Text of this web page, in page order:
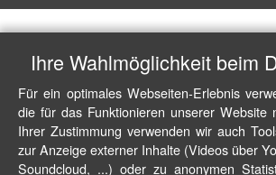
Ihre Wahlmöglichkeit beim
Für ein optimales Webseiten-Erlebnis
die für das Funktionieren unserer Website
Ihrer Zustimmung verwenden wir auch
zur Anzeige externer Inhalte (Videos über
Soundcloud, ...) oder zu anonymen